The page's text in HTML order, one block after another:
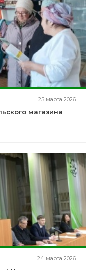
25 марта 2026
магазина
24 марта 2026